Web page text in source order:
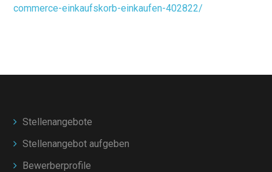
commerce-einkaufskorb-einkaufen-402822/
Stellenangebote
Stellenangebot aufgeben
Bewerberprofile